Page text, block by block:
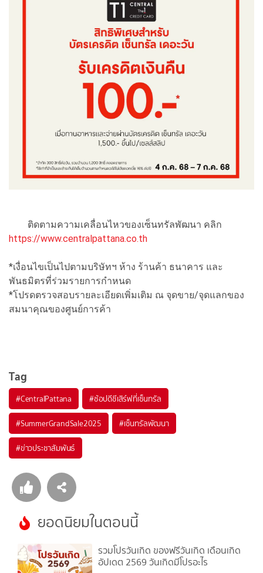
ติดตามความเคลื่อนไหวของเซ็นทรัลพัฒนา คลิก
https://www.centralpattana.co.th
*เงื่อนไขเป็นไปตามบริษัทฯ ห้าง ร้านค้า ธนาคาร และ
พันธมิตรที่ร่วมรายการกำหนด
*โปรดตรวจสอบรายละเอียดเพิ่มเติม ณ จุดขาย/จุดแลกของ
สมนาคุณของศูนย์การค้า
Tag
#CentralPattana #ช้อปดีชีเสิร์ฟที่เซ็นทรัล
#SummerGrandSale2025 #เซ็นทรัลพัฒนา
#ข่าวประชาสัมพันธ์
ยอดนิยมในตอนนี้
รวมโปรวันเกิด ของฟรีวันเกิด เดือนเกิด
อัปเดต 2569 วันเกิดมีโปรอะไร